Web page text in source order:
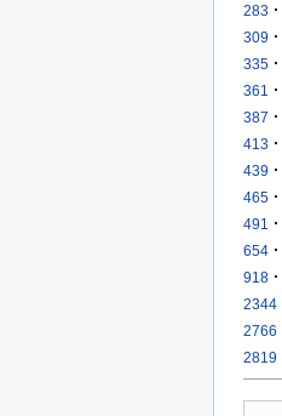
283 ·
309 ·
335 ·
361
·
387 ·
413 ·
439 ·
465 ·
491
·
654 ·
918 ·
2344
2766
2819